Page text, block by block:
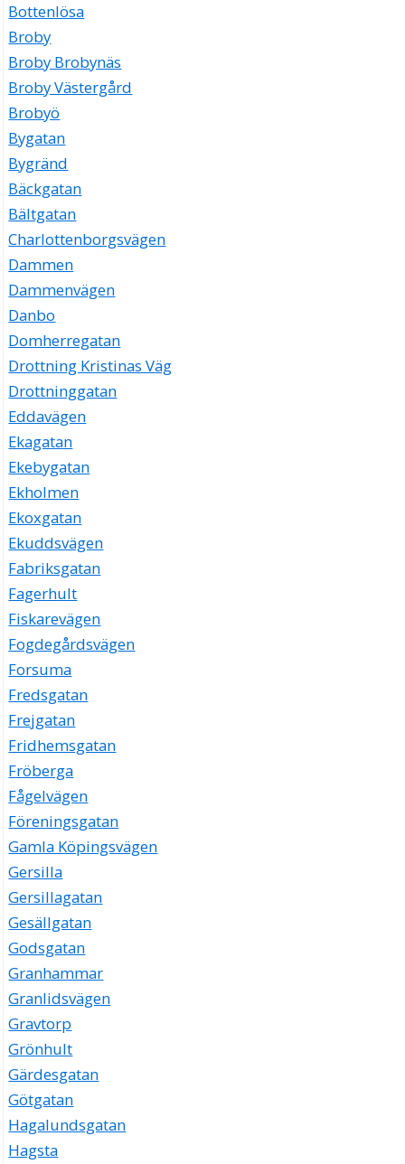
Bottenlösa
Broby
Broby Brobynäs
Broby Västergård
Brobyö
Bygatan
Bygränd
Bäckgatan
Bältgatan
Charlottenborgsvägen
Dammen
Dammenvägen
Danbo
Domherregatan
Drottning Kristinas Väg
Drottninggatan
Eddavägen
Ekagatan
Ekebygatan
Ekholmen
Ekoxgatan
Ekuddsvägen
Fabriksgatan
Fagerhult
Fiskarevägen
Fogdegårdsvägen
Forsuma
Fredsgatan
Frejgatan
Fridhemsgatan
Fröberga
Fågelvägen
Föreningsgatan
Gamla Köpingsvägen
Gersilla
Gersillagatan
Gesällgatan
Godsgatan
Granhammar
Granlidsvägen
Gravtorp
Grönhult
Gärdesgatan
Götgatan
Hagalundsgatan
Hagsta